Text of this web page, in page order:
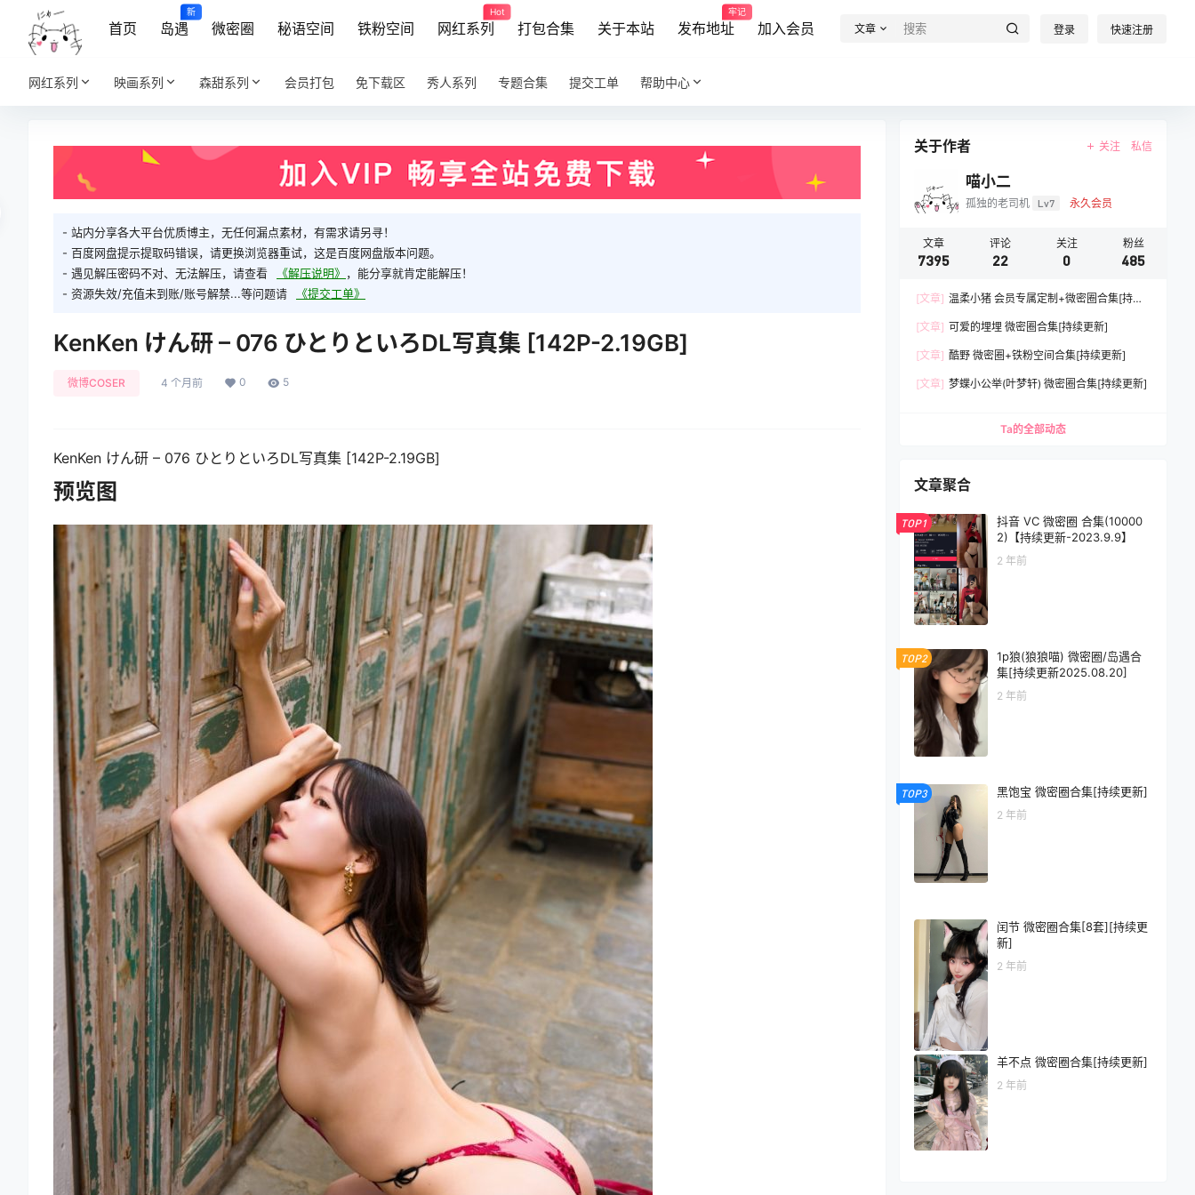
首页 岛遇
新
微密圈 秘语空间 铁粉空间 网红系列
Hot
打包合集 关于本站 发布地址
牢记
加入会员 文章 登录 快速注册
网红系列 映画系列 森甜系列 会员打包 免下载区 秀人系列 专题合集 提交工单 帮助中心
- 站内分享各大平台优质博主，无任何漏点素材，有需求请另寻！
- 百度网盘提示提取码错误，请更换浏览器重试，这是百度网盘版本问题。
- 遇见解压密码不对、无法解压，请查看
《解压说明》 ，能分享就肯定能解压！
- 资源失效/充值未到账/账号解禁...等问题请
《提交工单》
KenKen けん研 – 076 ひとりといろDL写真集 [142P-2.19GB]
微博COSER 4 个月前 0 5
KenKen けん研 – 076 ひとりといろDL写真集 [142P-2.19GB]
预览图
关于作者 关注 私信
喵小二
孤独的老司机 Lv7 永久会员
文章
7395
评论
22
关注
0
粉丝
485
[文章] 温柔小猪 会员专属定制+微密圈合集[持续
[文章] 可爱的埋埋 微密圈合集[持续更新]
[文章] 酷野 微密圈+铁粉空间合集[持续更新]
[文章] 梦蝶小公举(叶梦轩) 微密圈合集[持续更新]
Ta的全部动态
文章聚合
TOP1
抖音 VC 微密圈 合集(10000
2)【持续更新-2023.9.9】
2 年前
TOP2
1p狼(狼狼喵) 微密圈/岛遇合
集[持续更新2025.08.20]
2 年前
TOP3 黑饱宝 微密圈合集[持续更新]
2 年前
闰节 微密圈合集[8套][持续更
新]
2 年前
羊不点 微密圈合集[持续更新]
2 年前